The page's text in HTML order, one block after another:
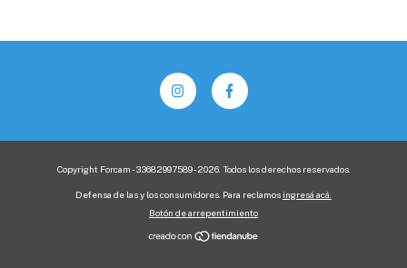
Copyright Forcam - 33682997589 - 2026. Todos los derechos reservados.
Defensa de las y los consumidores. Para reclamos ingresá acá.
Botón de arrepentimiento